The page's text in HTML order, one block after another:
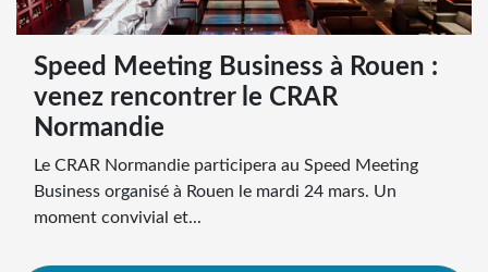
Speed Meeting Business à Rouen :
venez rencontrer le CRAR
Normandie
Le CRAR Normandie participera au Speed Meeting
Business organisé à Rouen le mardi 24 mars. Un
moment convivial et...